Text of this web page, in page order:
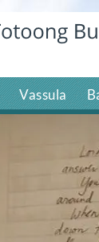
Vassula